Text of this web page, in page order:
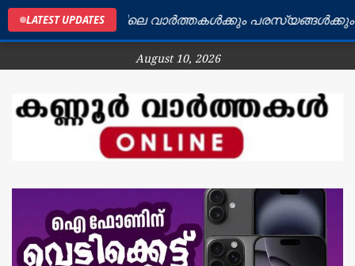
LATEST UPDATES
ജില്ലയിലെ വാർത്തകൾക്കും പരസ്യങ്ങൾക്കും
August 10, 2026